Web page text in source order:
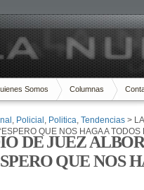
Somos Columnas
, Policial , Politica, Tendencias >
QUE NOS HAGA A TODOS
DE JUEZ
QUE NOS